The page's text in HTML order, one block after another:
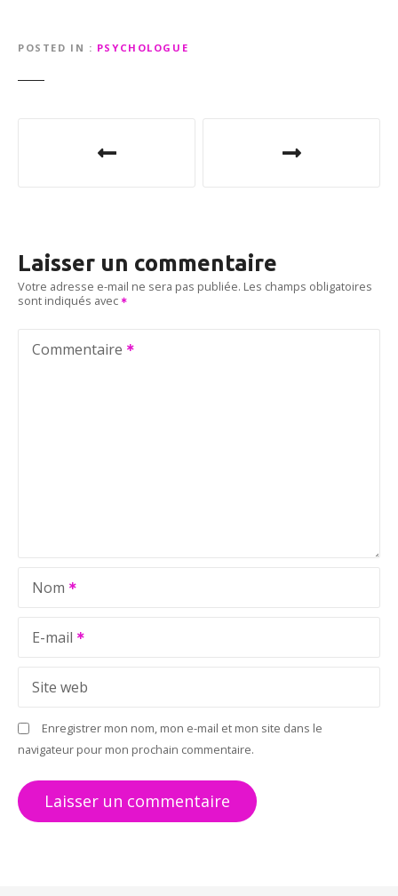
POSTED IN PSYCHOLOGUE
g
a
t
i
c
l
Laisser un commentaire
Votre adresse e-mail ne sera pas publiée. Les champs obligatoires
sont indiqués avec
Commentaire
Nom
E-mail
Site web
Enregistrer mon nom, mon e-mail et mon site dans le
navigateur pour mon prochain commentaire.